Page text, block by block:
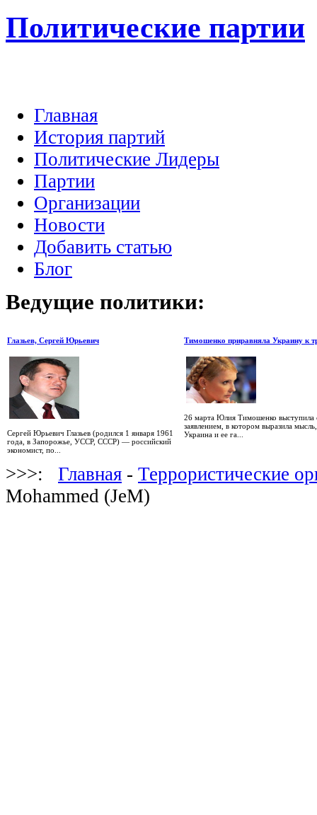
Политические партии
Главная
История партий
Политические Лидеры
Партии
Организации
Новости
Добавить статью
Блог
Ведущие политики:
Глазьев, Сергей Юрьевич
Сергей Юрьевич Глазьев (родился 1 января 1961
года, в Запорожье, УССР, СССР) — российский
экономист, по...
Тимошенко приравняла Украину к
26 марта Юлия Тимошенко выступила
заявлением, в котором выразила
Украина и ее га...
>>>: Главная - Террористические
Mohammed (JeM)